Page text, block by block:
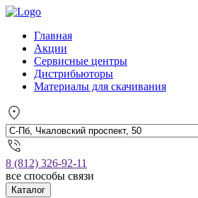
Главная
Акции
Сервисные центры
Дистрибьюторы
Материалы для скачивания
8 (812) 326-92-11
все способы связи
Каталог